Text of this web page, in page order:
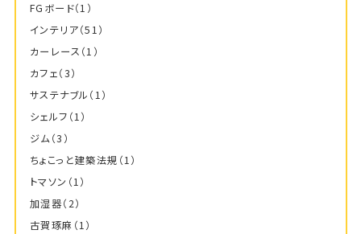
FGボード（1）
インテリア（51）
カーレース （1）
カフェ（3）
サステナブル （1）
シェルフ （1）
ジム（3）
ちょこっと建築法規 （1）
トマソン （1）
加湿器（2）
古賀琢麻 （1）